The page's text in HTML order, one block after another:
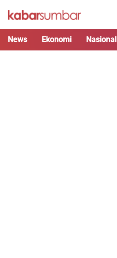
News Ekonomi Nasional